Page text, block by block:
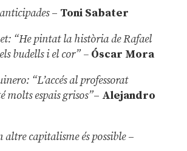
– Toni Sabater
“He pintat la història de Rafael
budells i el cor” –Óscar Mora
“L’accés al professorat
molts espais grisos”– Alejandro
altre capitalisme és possible –